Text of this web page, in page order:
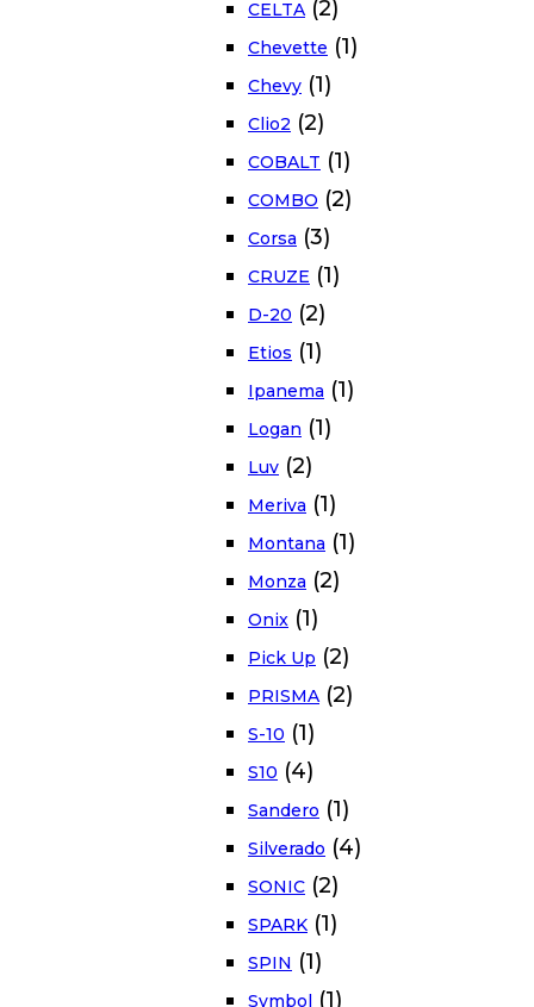
CELTA (2)
Chevette (1)
Chevy (1)
Clio2 (2)
COBALT (1)
COMBO (2)
Corsa (3)
CRUZE (1)
D-20 (2)
Etios (1)
Ipanema (1)
Logan (1)
Luv (2)
Meriva (1)
Montana (1)
Monza (2)
Onix (1)
Pick Up (2)
PRISMA (2)
S-10 (1)
S10 (4)
Sandero (1)
Silverado (4)
SONIC (2)
SPARK (1)
SPIN (1)
Symbol (1)